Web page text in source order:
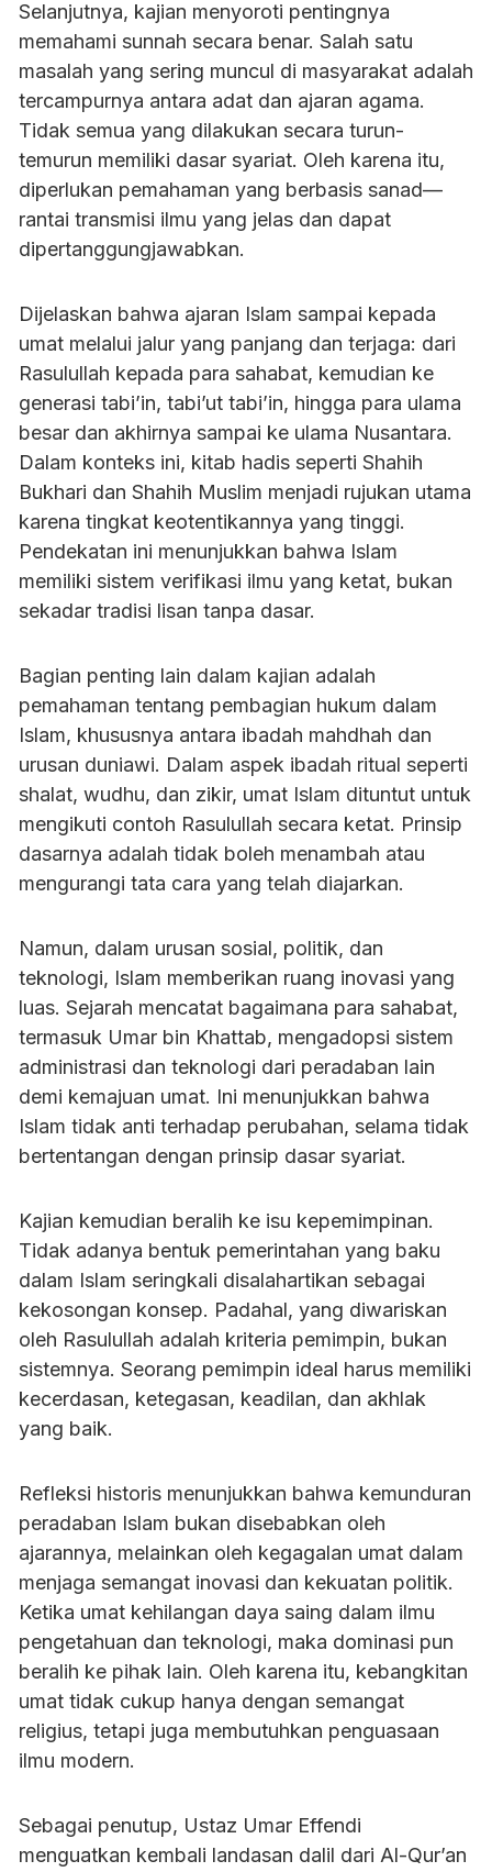
Selanjutnya, kajian menyoroti pentingnya
memahami sunnah secara benar. Salah satu
masalah yang sering muncul di masyarakat adalah
tercampurnya antara adat dan ajaran agama.
Tidak semua yang dilakukan secara turun-
temurun memiliki dasar syariat. Oleh karena itu,
diperlukan pemahaman yang berbasis sanad—
rantai transmisi ilmu yang jelas dan dapat
dipertanggungjawabkan.
Dijelaskan bahwa ajaran Islam sampai kepada
umat melalui jalur yang panjang dan terjaga: dari
Rasulullah kepada para sahabat, kemudian ke
generasi tabi’in, tabi’ut tabi’in, hingga para ulama
besar dan akhirnya sampai ke ulama Nusantara.
Dalam konteks ini, kitab hadis seperti Shahih
Bukhari dan Shahih Muslim menjadi rujukan utama
karena tingkat keotentikannya yang tinggi.
Pendekatan ini menunjukkan bahwa Islam
memiliki sistem verifikasi ilmu yang ketat, bukan
sekadar tradisi lisan tanpa dasar.
Bagian penting lain dalam kajian adalah
pemahaman tentang pembagian hukum dalam
Islam, khususnya antara ibadah mahdhah dan
urusan duniawi. Dalam aspek ibadah ritual seperti
shalat, wudhu, dan zikir, umat Islam dituntut untuk
mengikuti contoh Rasulullah secara ketat. Prinsip
dasarnya adalah tidak boleh menambah atau
mengurangi tata cara yang telah diajarkan.
Namun, dalam urusan sosial, politik, dan
teknologi, Islam memberikan ruang inovasi yang
luas. Sejarah mencatat bagaimana para sahabat,
termasuk Umar bin Khattab, mengadopsi sistem
administrasi dan teknologi dari peradaban lain
demi kemajuan umat. Ini menunjukkan bahwa
Islam tidak anti terhadap perubahan, selama tidak
bertentangan dengan prinsip dasar syariat.
Kajian kemudian beralih ke isu kepemimpinan.
Tidak adanya bentuk pemerintahan yang baku
dalam Islam seringkali disalahartikan sebagai
kekosongan konsep. Padahal, yang diwariskan
oleh Rasulullah adalah kriteria pemimpin, bukan
sistemnya. Seorang pemimpin ideal harus memiliki
kecerdasan, ketegasan, keadilan, dan akhlak
yang baik.
Refleksi historis menunjukkan bahwa kemunduran
peradaban Islam bukan disebabkan oleh
ajarannya, melainkan oleh kegagalan umat dalam
menjaga semangat inovasi dan kekuatan politik.
Ketika umat kehilangan daya saing dalam ilmu
pengetahuan dan teknologi, maka dominasi pun
beralih ke pihak lain. Oleh karena itu, kebangkitan
umat tidak cukup hanya dengan semangat
religius, tetapi juga membutuhkan penguasaan
ilmu modern.
Sebagai penutup, Ustaz Umar Effendi
menguatkan kembali landasan dalil dari Al-Qur’an